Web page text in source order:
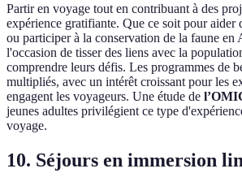
Partir en voyage tout en contribuant à des
expérience gratifiante. Que ce soit pour aider
ou participer à la conservation de la faune en
l'occasion de tisser des liens avec la
comprendre leurs défis. Les programmes de
multipliés, avec un intérêt croissant pour les
engagent les voyageurs. Une étude de
jeunes adultes privilégient ce type
voyage.
10. Séjours en immersion